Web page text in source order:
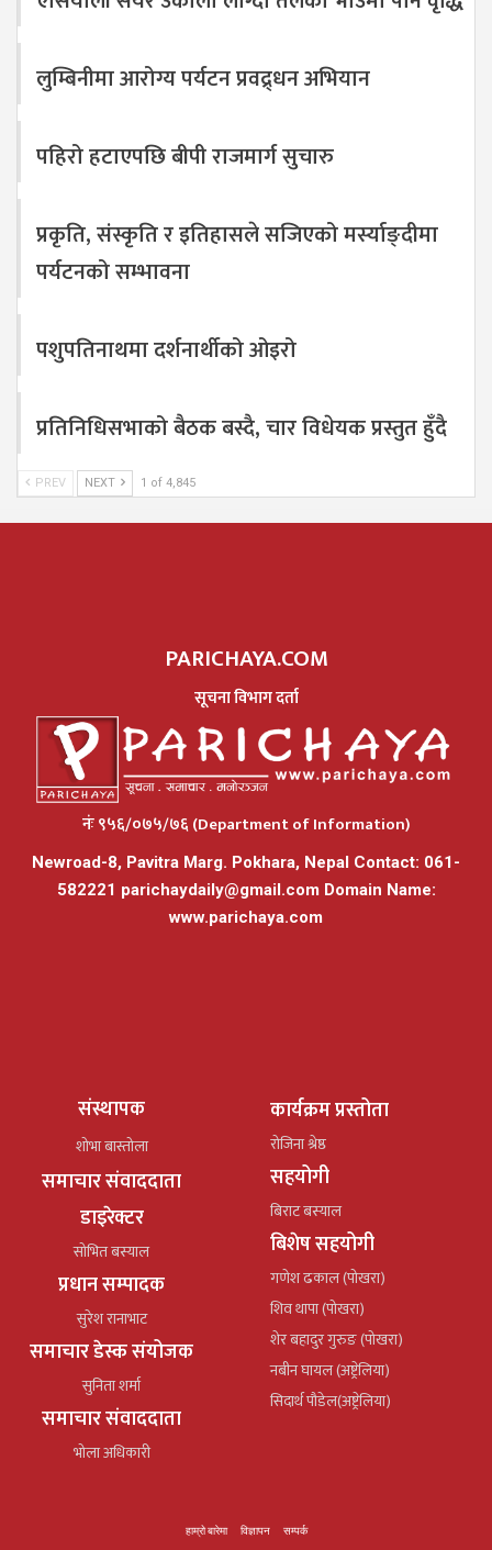
लुम्बिनीमा आरोग्य पर्यटन प्रवद्र्धन अभियान
पहिरो हटाएपछि बीपी राजमार्ग सुचारु
प्रकृति, संस्कृति र इतिहासले सजिएको मर्स्याङ्दीमा
पर्यटनको सम्भावना
पशुपतिनाथमा दर्शनार्थीको ओइरो
प्रतिनिधिसभाको बैठक बस्दै, चार विधेयक प्रस्तुत हुँदै
PREV NEXT 1 of 4,845
PARICHAYA.COM
सूचना विभाग दर्ता
नंः ९५६/०७५/७६ (Department of Information)
Newroad-8, Pavitra Marg. Pokhara, Nepal Contact: 061-
582221 parichaydaily@gmail.comDomain Name:
www.parichaya.com
संस्थापक
शोभा बास्तोला
समाचार संवाददाता
डाइरेक्टर
सोभित बस्याल
प्रधान सम्पादक
सुरेश रानाभाट
समाचार डेस्क संयोजक
सुनिता शर्मा
समाचार संवाददाता
भोला अधिकारी
कार्यक्रम प्रस्तोता
रोजिना श्रेष्ठ
सहयोगी
बिराट बस्याल
बिशेष सहयोगी
गणेश ढकाल (पोखरा)
शिव थापा (पोखरा)
शेर बहादुर गुरुङ (पोखरा)
नबीन घायल (अष्ट्रेलिया)
सिदार्थ पौडेल(अष्ट्रेलिया)
हाम्रो बारेमा विज्ञापन
सम्पर्क